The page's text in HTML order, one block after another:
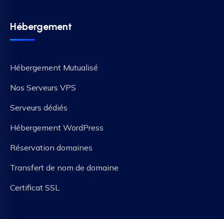
Hébergement
Hébergement Mutualisé
Nos Serveurs VPS
Serveurs dédiés
Hébergement WordPress
Réservation domaines
Transfert de nom de domaine
Certificat SSL